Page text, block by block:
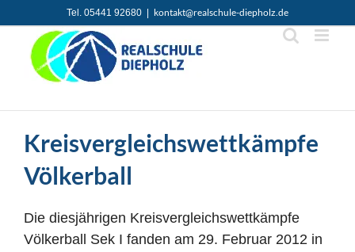
Inhalt
springen
Tel. 05441 92680 kontakt@realschule-diepholz.de
Kreisvergleichswettkämpfe
Völkerball
Die diesjährigen Kreisvergleichswettkämpfe
Völkerball Sek I fanden am 29. Februar 2012 in